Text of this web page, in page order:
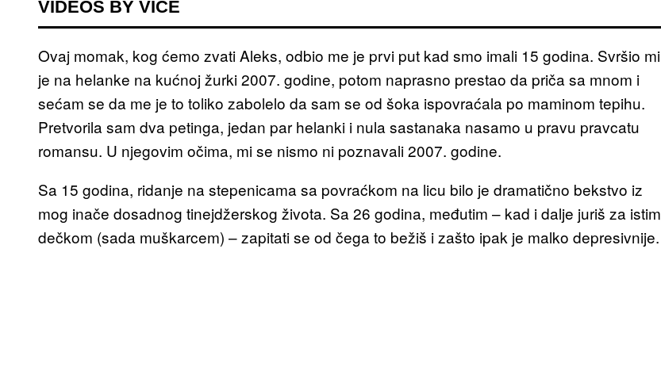
VIDEOS BY VICE
Ovaj momak, kog ćemo zvati Aleks, odbio me je prvi put kad smo imali 15 godina. Svršio mi
je na helanke na kućnoj žurki 2007. godine, potom naprasno prestao da priča sa mnom i
sećam se da me je to toliko zabolelo da sam se od šoka ispovraćala po maminom tepihu.
Pretvorila sam dva petinga, jedan par helanki i nula sastanaka nasamo u pravu pravcatu
romansu. U njegovim očima, mi se nismo ni poznavali 2007. godine.
Sa 15 godina, ridanje na stepenicama sa povraćkom na licu bilo je dramatično bekstvo iz
mog inače dosadnog tinejdžerskog života. Sa 26 godina, međutim – kad i dalje juriš za istim
dečkom (sada muškarcem) – zapitati se od čega to bežiš i zašto ipak je malko depresivnije.